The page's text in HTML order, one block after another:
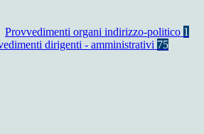
Provvedimenti organi indirizzo-politico 1
dirigenti - amministrativi 75